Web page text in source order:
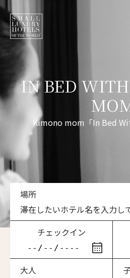
IN BED
Kimono mom「In Bed
場所
滞在したいホテル名を入力し
滞在したいホテル名を入力し
ワン・ジーティー・グランド
チェックイン
大人